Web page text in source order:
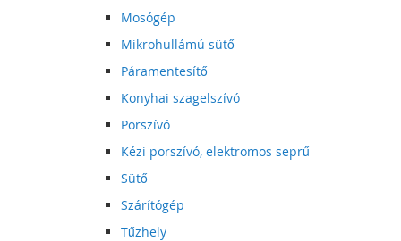
Mosógép
Mikrohullámú sütő
Páramentesítő
Konyhai szagelszívó
Porszívó
Kézi porszívó, elektromos seprű
Sütő
Szárítógép
Tűzhely